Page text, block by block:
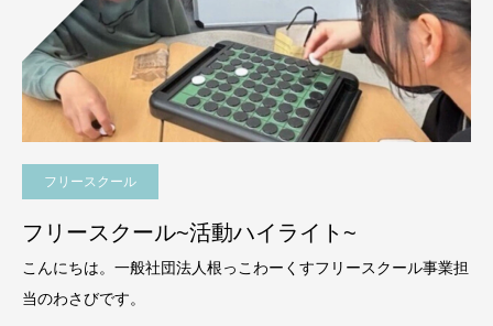
フリースクール
フリースクール~活動ハイライト~
こんにちは。一般社団法人根っこわーくすフリースクール事業担
当のわさびです。